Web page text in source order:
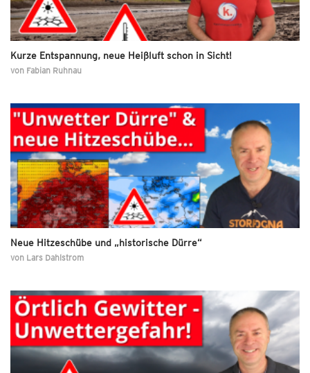
Kurze Entspannung, neue Heißluft schon in Sicht!
von Fabian Ruhnau
Neue Hitzeschübe und „historische Dürre“
von Lars Dahlstrom